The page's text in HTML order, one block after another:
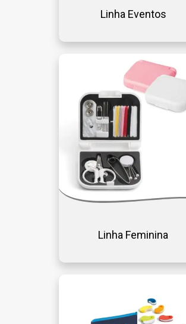
Linha Eventos
Linha Feminina